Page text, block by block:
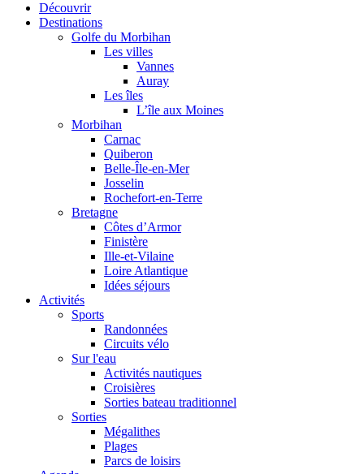
Découvrir
Destinations
Golfe du Morbihan
Les villes
Vannes
Auray
Les îles
L’île aux Moines
Morbihan
Carnac
Quiberon
Belle-Île-en-Mer
Josselin
Rochefort-en-Terre
Bretagne
Côtes d’Armor
Finistère
Ille-et-Vilaine
Loire Atlantique
Idées séjours
Activités
Sports
Randonnées
Circuits vélo
Sur l'eau
Activités nautiques
Croisières
Sorties bateau traditionnel
Sorties
Mégalithes
Plages
Parcs de loisirs